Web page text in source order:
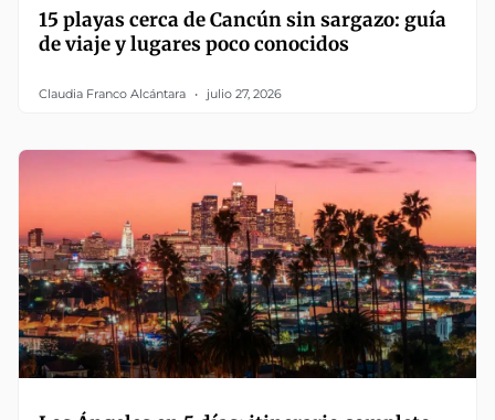
15 playas cerca de Cancún sin sargazo: guía
de viaje y lugares poco conocidos
Claudia Franco Alcántara julio 27, 2026